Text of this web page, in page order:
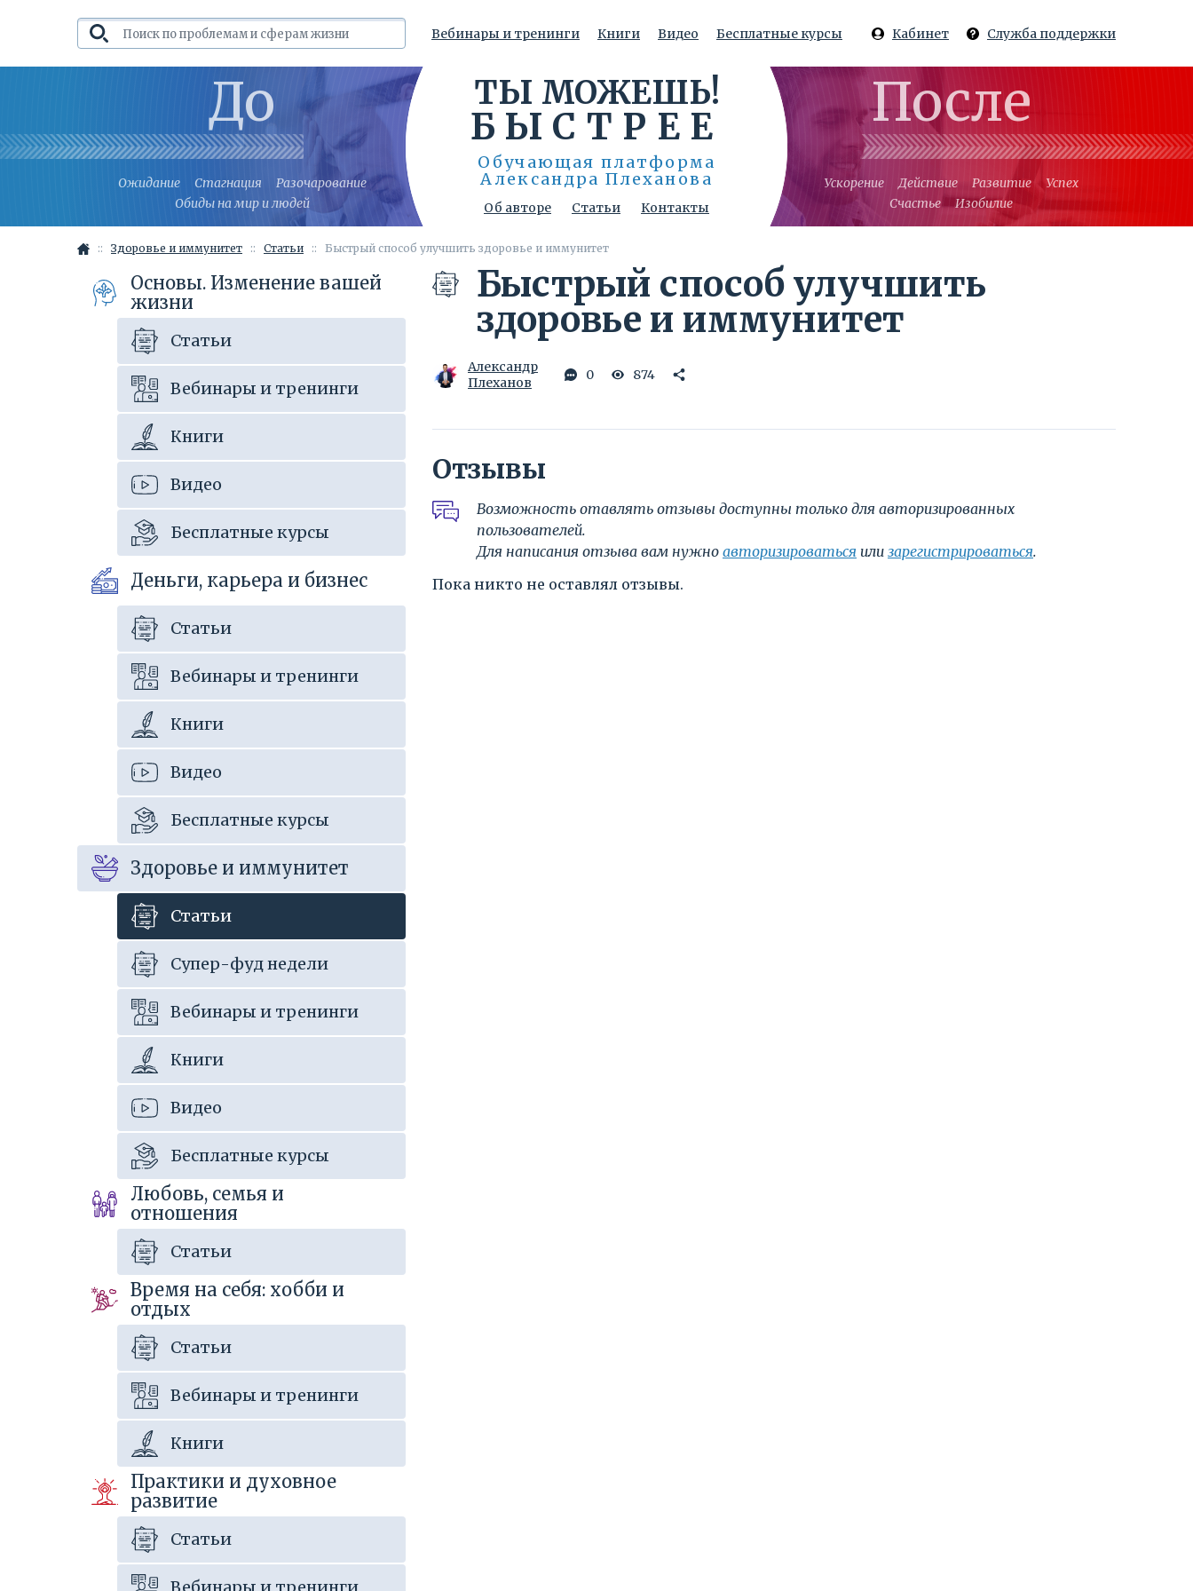
Вебинары и тренинги Книги Видео Бесплатные курсы Кабинет Служба поддержки
До
Ожидание Стагнация
Разочарование
Обиды на мир и людей
ТЫ МОЖЕШЬ!
БЫСТРЕЕ
Обучающая платформа
Александра Плеханова
Об авторе Статьи Контакты
После
Ускорение Действие Развитие
Успех
Счастье
Изобилие
Здоровье и иммунитет Статьи Быстрый способ улучшить здоровье и иммунитет
Основы. Изменение вашей
жизни
Статьи
Вебинары и тренинги
Книги
Видео
Бесплатные курсы
Деньги, карьера и бизнес
Статьи
Вебинары и тренинги
Книги
Видео
Бесплатные курсы
Здоровье и иммунитет
Статьи
Супер-фуд недели
Вебинары и тренинги
Книги
Видео
Бесплатные курсы
Любовь, семья и
отношения
Статьи
Время на себя: хобби и
отдых
Статьи
Вебинары и тренинги
Книги
Практики и духовное
развитие
Статьи
Быстрый способ улучшить
здоровье и иммунитет
Александр
Плеханов
0 874
Отзывы
Возможность отавлять отзывы доступны только для авторизированных
пользователей.
Для написания отзыва вам нужно авторизироваться или зарегистрироваться.
Пока никто не оставлял отзывы.
Регистрация на
мероприятие
Укажите Ваш e-mail
и мы вовремя напомним о событии:
Согласен на обработку персональных
данных
Зарегистрироваться